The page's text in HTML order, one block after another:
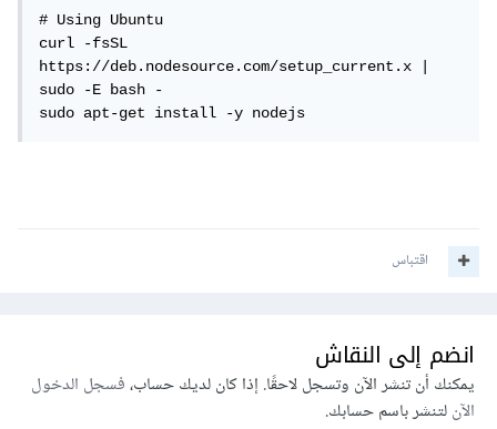
# Using Ubuntu
curl -fsSL
https://deb.nodesource.com/setup_current.x |
sudo -E bash -
sudo apt-get install -y nodejs
اقتباس
انضم إلى النقاش
يمكنك أن تنشر الآن وتسجل لاحقًا. إذا كان لديك حساب،فسجل الدخول
الآنلتنشر باسم حسابك.